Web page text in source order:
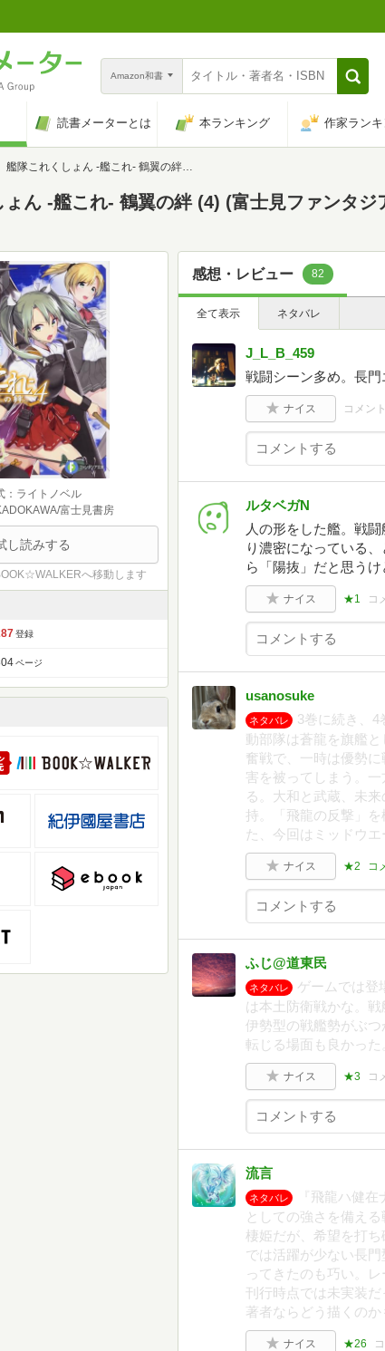
Amazon和書
読書メーターとは 本ランキング 作家ラン
艦隊これくしょん -艦これ- 鶴翼の絆 (4) (富士見ファンタジア文庫)
ょん -艦これ- 鶴翼の絆 (4) (富士見ファンタジ
：ライトノベル
富士見書房
し読みする
へ移動します
登録
ページ
感想・レビュー 82
全て表示 ネタバレ
J_L_B_459
戦闘シーン多め。長
ナイス コメン
ルタベガN
人の形をした艦。戦
り濃密になっている
ら「陽抜」だと思う
ナイス ★1 コ
usanosuke
ネタバレ
3巻に続き、4
動部隊は蒼龍を旗艦
奮戦で、一時は優勢
害を被ってしまう。
る。大和と武蔵、未
持。「飛龍の反撃」
た、今回はミッドウ
ナイス ★2 コ
ふじ@道東民
ネタバレ
ゲームでは登
は本土防衛戦かな。
伊勢型の戦艦勢がぶ
転じる場面も良かっ
ナイス ★3 コ
流言
ネタバレ
『飛龍ハ健
としての強さを備え
棲姫だが、希望を打
では活躍が少ない長
ってきたのも巧い。
刊行時点では未実装
著者ならどう描くのか
ナイス ★26